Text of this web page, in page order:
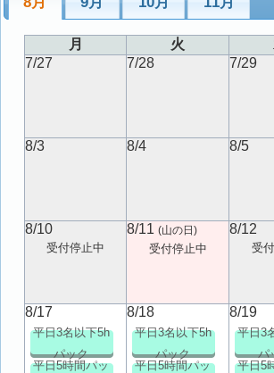
月 火
7/27
7/28 7/29
8/3 8/4 8/5
8/10
受付停止中
8/11(山の日)
受付停止中
8/12
受
8/17
平日3名以下5h
パック
平日5時間パッ
8/18
平日3名以下5h
パック
平日5時間パッ
8/19
平日3
パ
平日5